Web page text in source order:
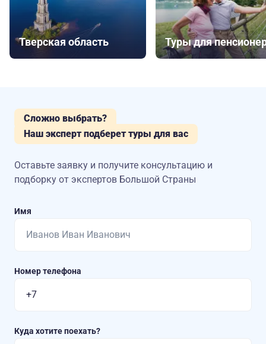
Тверская область Туры для
Сложно выбрать?
Наш эксперт подберет туры для вас
Оставьте заявку и получите консультацию и
подборку от экспертов Большой Страны
Имя
Номер телефона
Куда хотите поехать?